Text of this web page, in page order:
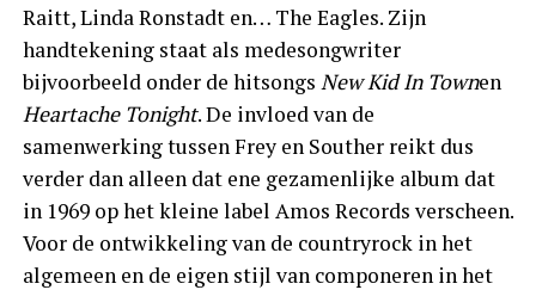
Raitt, Linda Ronstadt en… The Eagles. Zijn
handtekening staat als medesongwriter
bijvoorbeeld onder de hitsongs New Kid In Townen
Heartache Tonight. De invloed van de
samenwerking tussen Frey en Souther reikt dus
verder dan alleen dat ene gezamenlijke album dat
in 1969 op het kleine label Amos Records verscheen.
Voor de ontwikkeling van de countryrock in het
algemeen en de eigen stijl van componeren in het